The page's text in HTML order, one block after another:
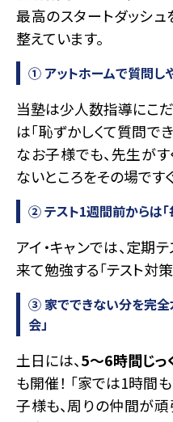
最高のスタートダッシ
整えています。
① アットホームで質問し
当塾は少人数指導にこ
は「恥ずかしくて質問で
なお子様でも、先生が
ないところをその場です
② テスト1週間前からは「
アイ・キャンでは、定期
来て勉強する「テスト対
③ 家でできない分を完全
会」
土日には、5〜6時間じっ
も開催！ 「家では1時間
子様も、周りの仲間が